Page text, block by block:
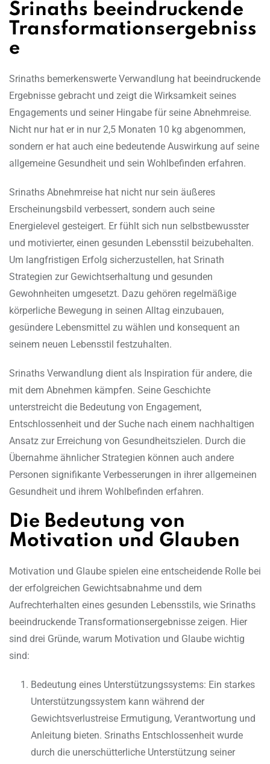
Srinaths beeindruckende
Transformationsergebniss
e
Srinaths bemerkenswerte Verwandlung hat beeindruckende
Ergebnisse gebracht und zeigt die Wirksamkeit seines
Engagements und seiner Hingabe für seine Abnehmreise.
Nicht nur hat er in nur 2,5 Monaten 10 kg abgenommen,
sondern er hat auch eine bedeutende Auswirkung auf seine
allgemeine Gesundheit und sein Wohlbefinden erfahren.
Srinaths Abnehmreise hat nicht nur sein äußeres
Erscheinungsbild verbessert, sondern auch seine
Energielevel gesteigert. Er fühlt sich nun selbstbewusster
und motivierter, einen gesunden Lebensstil beizubehalten.
Um langfristigen Erfolg sicherzustellen, hat Srinath
Strategien zur Gewichtserhaltung und gesunden
Gewohnheiten umgesetzt. Dazu gehören regelmäßige
körperliche Bewegung in seinen Alltag einzubauen,
gesündere Lebensmittel zu wählen und konsequent an
seinem neuen Lebensstil festzuhalten.
Srinaths Verwandlung dient als Inspiration für andere, die
mit dem Abnehmen kämpfen. Seine Geschichte
unterstreicht die Bedeutung von Engagement,
Entschlossenheit und der Suche nach einem nachhaltigen
Ansatz zur Erreichung von Gesundheitszielen. Durch die
Übernahme ähnlicher Strategien können auch andere
Personen signifikante Verbesserungen in ihrer allgemeinen
Gesundheit und ihrem Wohlbefinden erfahren.
Die Bedeutung von
Motivation und Glauben
Motivation und Glaube spielen eine entscheidende Rolle bei
der erfolgreichen Gewichtsabnahme und dem
Aufrechterhalten eines gesunden Lebensstils, wie Srinaths
beeindruckende Transformationsergebnisse zeigen. Hier
sind drei Gründe, warum Motivation und Glaube wichtig
sind:
Bedeutung eines Unterstützungssystems: Ein starkes
Unterstützungssystem kann während der
Gewichtsverlustreise Ermutigung, Verantwortung und
Anleitung bieten. Srinaths Entschlossenheit wurde
durch die unerschütterliche Unterstützung seiner